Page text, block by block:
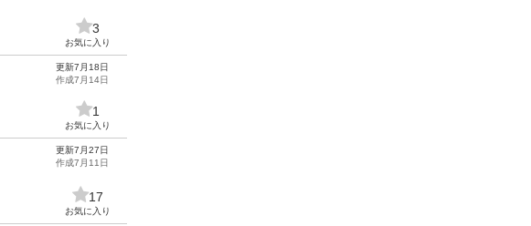
3
お気に入り
更新7月18日
作成7月14日
1
お気に入り
更新7月27日
作成7月11日
17
お気に入り